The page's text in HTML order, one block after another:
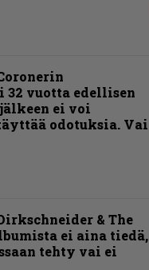
32 vuotta edellisen
ei voi
odotuksia. Vai
& The
ei aina tiedä,
tehty vai ei